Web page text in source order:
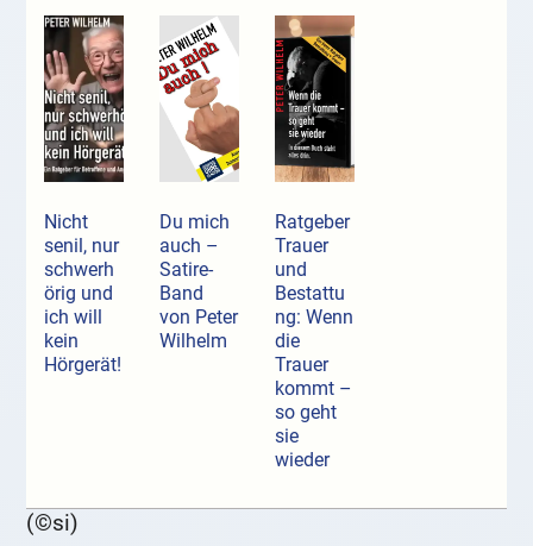
Nicht
senil, nur
schwerh
örig und
ich will
kein
Hörgerät!
Du mich
auch –
Satire-
Band
von Peter
Wilhelm
Ratgeber
Trauer
und
Bestattu
ng: Wenn
die
Trauer
kommt –
so geht
sie
wieder
(©si)